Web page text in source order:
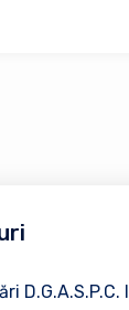
D.G.A.S.P.C.